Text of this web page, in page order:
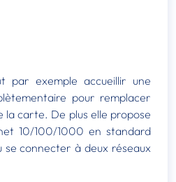
par exemple accueillir une
pour remplacer
la carte. De plus elle propose
10/100/1000 en standard
se connecter à deux réseaux